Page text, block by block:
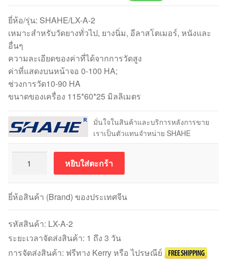
ยี่ห้อ/รุ่น: SHAHE/LX-A-2
เหมาะสำหรับวัดยางทั่วไป, ยางนิ่ม, อีลาสโตเมอร์, หนังและ
อื่นๆ
ความละเอียดของค่าที่ได้จากการวัดสูง
ค่าที่แสดงบนหน้าจอ 0-100 HA;
ช่วงการวัด10-90 HA
ขนาดของเครื่อง 115*60*25 มิลลิเมตร
มั่นใจในสินค้าและบริการหลังการขาย
เราเป็นตัวแทนจำหน่าย SHAHE
เครื่อง
วัด
ความ
แข็ง
ยาง
Durometer
Shore
A
หยิบใส่ตะกร้า
ยี่ห้อสินค้า (Brand) ของประเทศจีน
รหัสสินค้า: LX-A-2
ระยะเวลาจัดส่งสินค้า: 1 ถึง 3 วัน
การจัดส่งสินค้า: ฟรีทาง Kerry หรือ ไปรษณีย์